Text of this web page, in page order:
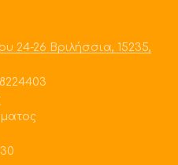
24-26 Βριλήσσια, 15235,